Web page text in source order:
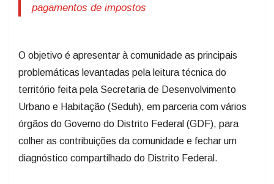
pagamentos de impostos
O objetivo é apresentar à comunidade as principais
problemáticas levantadas pela leitura técnica do
território feita pela Secretaria de Desenvolvimento
Urbano e Habitação (Seduh), em parceria com vários
órgãos do Governo do Distrito Federal (GDF), para
colher as contribuições da comunidade e fechar um
diagnóstico compartilhado do Distrito Federal.